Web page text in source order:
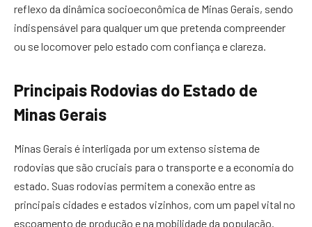
reflexo da dinâmica socioeconômica de Minas Gerais, sendo
indispensável para qualquer um que pretenda compreender
ou se locomover pelo estado com confiança e clareza.
Principais Rodovias do Estado de
Minas Gerais
Minas Gerais é interligada por um extenso sistema de
rodovias que são cruciais para o transporte e a economia do
estado. Suas rodovias permitem a conexão entre as
principais cidades e estados vizinhos, com um papel vital no
escoamento de produção e na mobilidade da população.